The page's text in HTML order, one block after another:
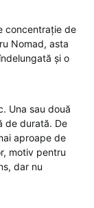
concentrație de
Nomad, asta
și o
Una sau două
de durată. De
aproape de
motiv pentru
dar nu